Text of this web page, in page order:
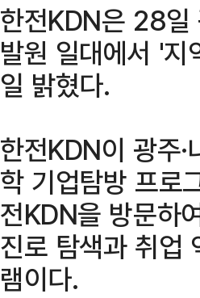
한전KDN은 28일
발원 일대에서 '
일 밝혔다.
한전KDN이 광주
학 기업탐방 프로
전KDN을 방문하
진로 탐색과 취업
램이다.